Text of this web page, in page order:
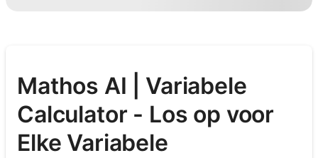
Mathos AI | Variabele
Calculator - Los op voor
Elke Variabele